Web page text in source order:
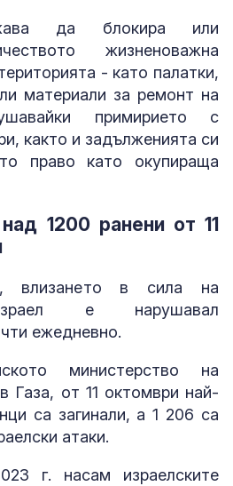
да блокира или
жизненоважна
- като палатки,
материали за ремонт на
примирието с
както и задълженията си
право като окупираща
1200 ранени от 11
влизането в сила на
е нарушавал
ежедневно.
министерство на
Газа, от 11 октомври най-
са загинали, а 1 206 са
атаки.
г. насам израелските